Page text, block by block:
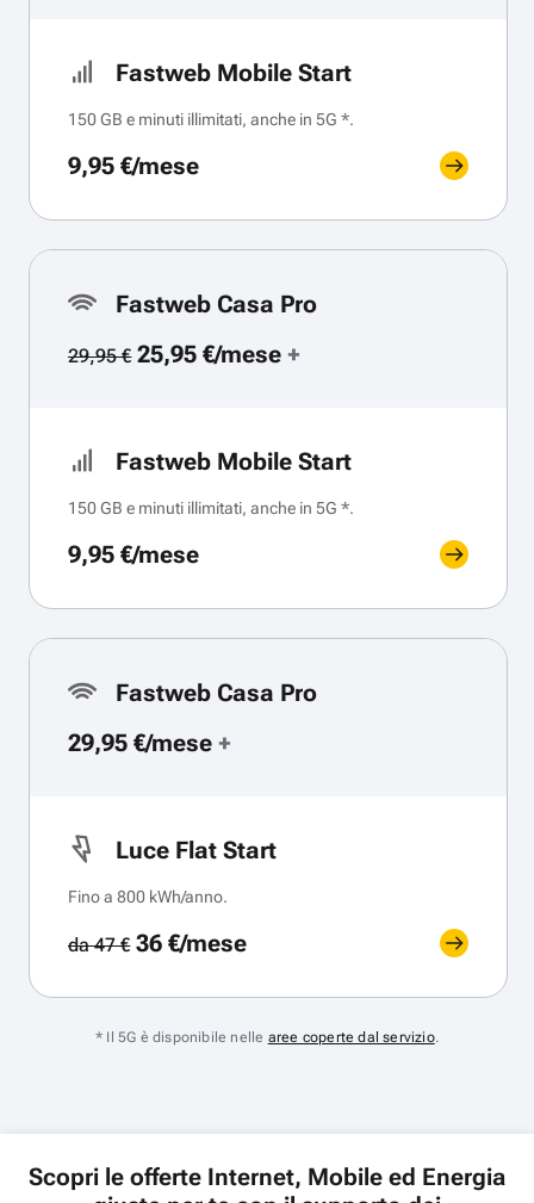
Fastweb Mobile Start
150 GB e minuti illimitati, anche in 5G *.
9,95 €/mese
Fastweb Casa Pro
29,95 €25,95 €/mese+
Fastweb Mobile Start
150 GB e minuti illimitati, anche in 5G *.
9,95 €/mese
Fastweb Casa Pro
29,95 €/mese +
Luce Flat Start
Fino a 800 kWh/anno.
da 47 €36 €/mese
* Il 5G è disponibile nelle aree coperte dal servizio.
Scopri le offerte Internet, Mobile ed Energia